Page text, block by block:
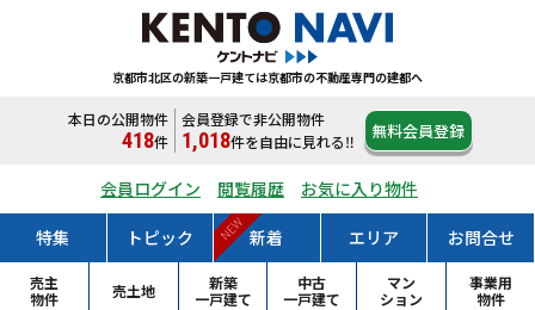
京都市北区の新築一戸建ては京都市の不動産専門の建都へ
本日の公開物件
418件
会員登録で非公開物件
1,018件を自由に見れる‼ 無料会員登録
会員ログイン 閲覧履歴 お気に入り物件
特集 トピック 新着
NEW エリア お問合せ
売主
物件
売土地
新築
一戸建て
中古
一戸建て
マン
ション
事業用
物件